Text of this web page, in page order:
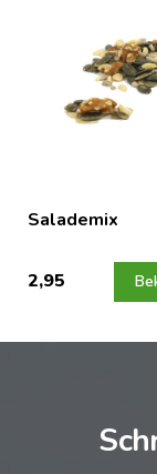
Salademix
2,95